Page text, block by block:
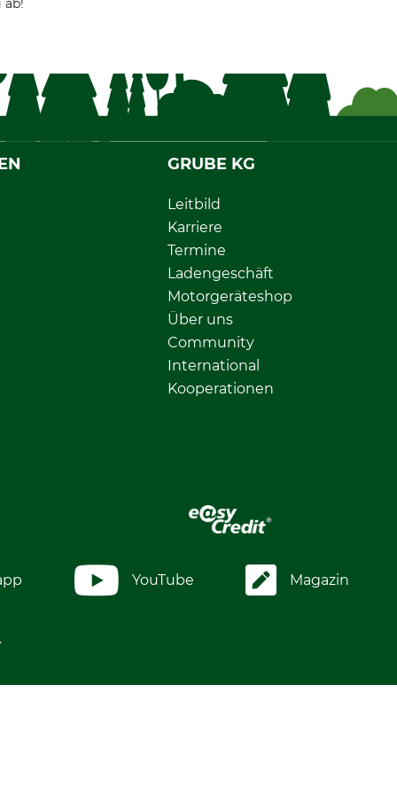
ab!
GRUBE KG
Leitbild
Karriere
Termine
Ladengeschäft
Motorgeräteshop
Über uns
Community
International
Kooperationen
YouTube Magazin